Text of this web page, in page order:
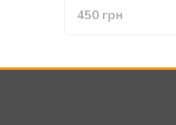
450 грн